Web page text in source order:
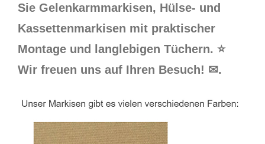
Sie Gelenkarmmarkisen, Hülse- und
Kassettenmarkisen mit praktischer
Montage und langlebigen Tüchern. ⭐
Wir freuen uns auf Ihren Besuch! ✉.